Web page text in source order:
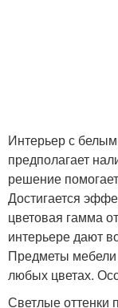
Интерьер с
предполагает
решение
Достигается
цветовая гамма
интерьере дают
Предметы
любых цветах.
Светлые оттенки